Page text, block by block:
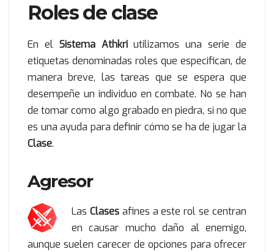
Roles de clase
En el Sistema Athkriutilizamos una serie de
etiquetas denominadas roles que especifican, de
manera breve, las tareas que se espera que
desempeñe un individuo en combate. No se han
de tomar como algo grabado en piedra, si no que
es una ayuda para definir cómo se ha de jugar la
Clase.
Agresor
Las Clasesafines a este rol se centran
en causar mucho daño al enemigo,
aunque suelen carecer de opciones para ofrecer